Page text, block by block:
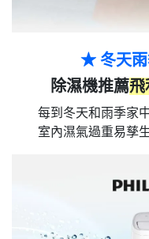
★ 冬天
除濕機推薦飛
每到冬天和雨季家
室內濕氣過重易孳